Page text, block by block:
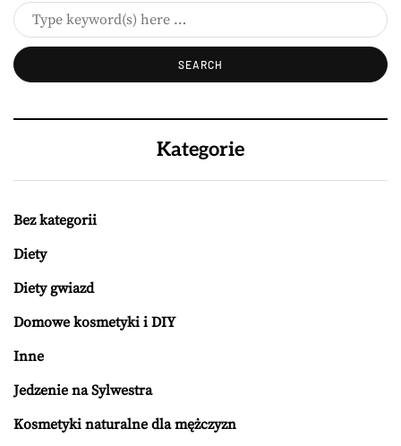
Kategorie
Bez kategorii
Diety
Diety gwiazd
Domowe kosmetyki i DIY
Inne
Jedzenie na Sylwestra
Kosmetyki naturalne dla mężczyzn